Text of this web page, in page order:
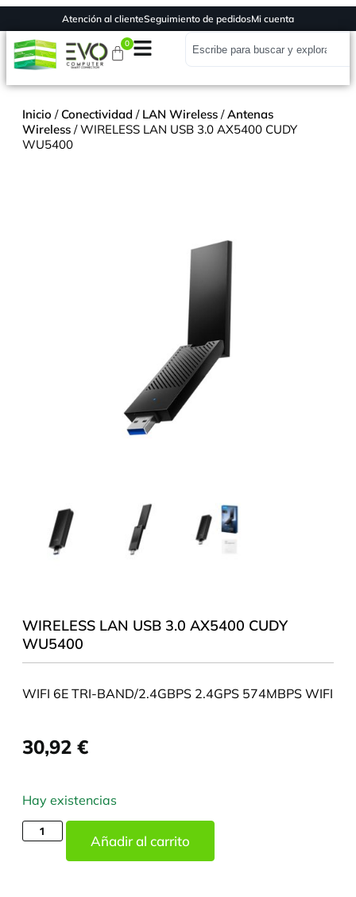
Atención al clienteSeguimiento de pedidosMi cuenta
0
Inicio /Conectividad / LAN Wireless /Antenas
Wireless / WIRELESS LAN USB 3.0 AX5400 CUDY
WU5400
WIRELESS LAN USB 3.0 AX5400 CUDY
WU5400
WIFI 6E TRI-BAND/2.4GBPS 2.4GPS 574MBPS WIFI
30,92 €
Hay existencias
Añadir al carrito